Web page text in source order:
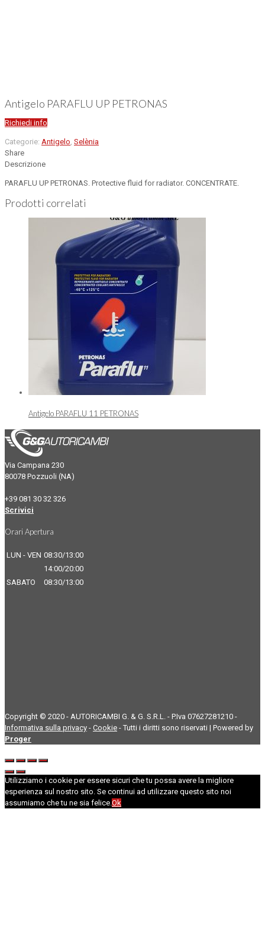
Antigelo PARAFLU UP PETRONAS
Richiedi info
Categorie: Antigelo Selènia
Share
Descrizione
PARAFLU UP PETRONAS. Protective fluid for radiator. CONCENTRATE.
Prodotti correlati
Antigelo PARAFLU 11 PETRONAS
Via Campana 230
80078 Pozzuoli (NA)
+39 081 30 32 326
Scrivici
Orari Apertura
LUN - VEN 08:30/13:00
14:00/20:00
SABATO
08:30/13:00
Copyright © 2020 - AUTORICAMBI G. & G. S.R.L. - P.Iva 07627281210 -
Informativa sulla privacy - Cookie - Tutti i diritti sono riservati | Powered by
Proger
Utilizziamo i cookie per essere sicuri che tu possa avere la migliore
esperienza sul nostro sito. Se continui ad utilizzare questo sito noi
assumiamo che tu ne sia felice. Ok